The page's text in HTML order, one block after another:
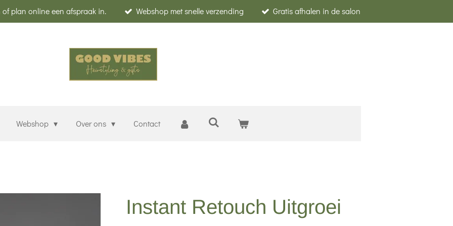
plan online een afspraak in. Webshop met snelle verzending Gratis afhalen in de salon
Webshop Over ons Contact
Instant Retouch Uitgroei